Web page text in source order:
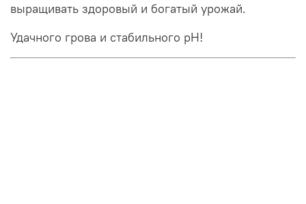
выращивать здоровый и богатый урожай.
Удачного грова и стабильного pH!